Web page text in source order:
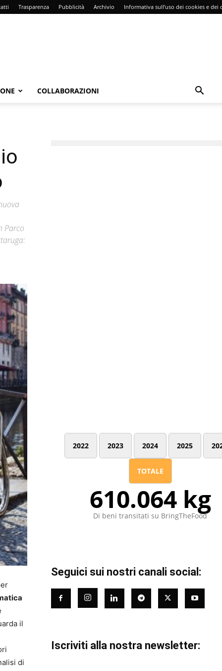
Trasparenza Pubblicità Archivio Informativa sull’uso dei cookies e dei
COLLABORAZIONI
Parco
il
di
2022 2023 2024 2025
TOTALE
610.064 kg
Di beni transitati su BringTheFood
Seguici sui nostri canali social:
Iscriviti alla nostra newsletter: